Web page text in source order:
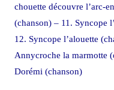
chouette découvre l’arc-
(chanson) – 11. Syncope
12. Syncope l’alouette
Annycroche la marmotte
Dorémi (chanson)